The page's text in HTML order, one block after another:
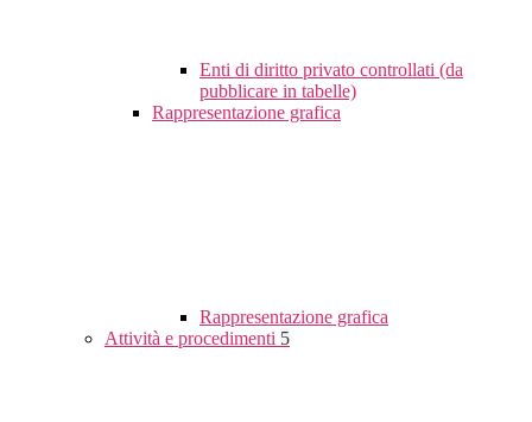
Enti di diritto privato controllati (da
pubblicare in tabelle)
Rappresentazione grafica
Rappresentazione grafica
Attività e procedimenti 5